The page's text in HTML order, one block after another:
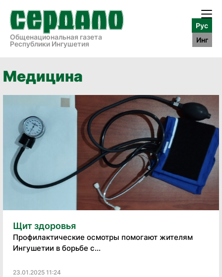
Общенациональная газета
Республики Ингушетия
Рус
Инг
Медицина
Щит здоровья
Профилактические осмотры помогают жителям
Ингушетии в борьбе с...
23.01.2025 11:24